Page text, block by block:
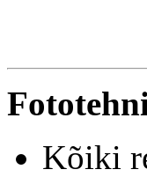
Kõiki